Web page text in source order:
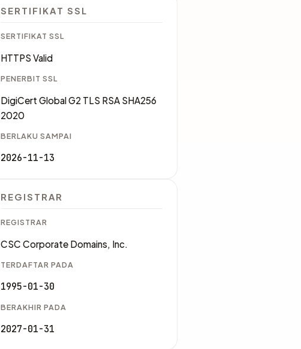
SERTIFIKAT SSL
SERTIFIKAT SSL
HTTPS Valid
PENERBIT SSL
DigiCert Global G2 TLS RSA SHA256
2020
BERLAKU SAMPAI
2026-11-13
REGISTRAR
REGISTRAR
CSC Corporate Domains, Inc.
TERDAFTAR PADA
1995-01-30
BERAKHIR PADA
2027-01-31